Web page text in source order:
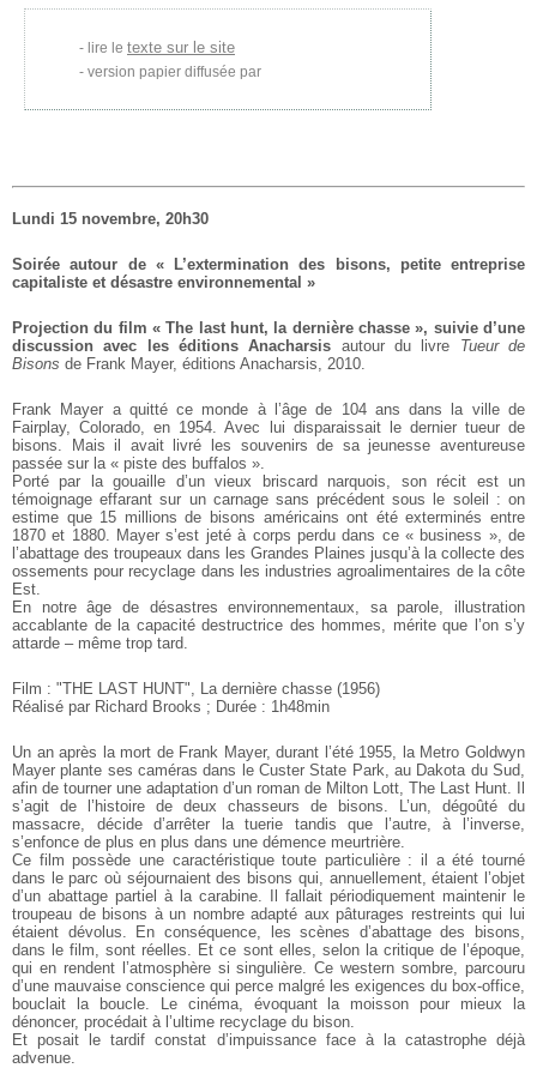
lire le texte sur le site
version papier diffusée par
Lundi 15 novembre, 20h30
Soirée autour de « L’extermination des bisons, petite entreprise
capitaliste et désastre environnemental »
Projection du film « The last hunt, la dernière chasse », suivie d’une
discussion avec les éditions Anacharsis autour du livre Tueur de
Bisons de Frank Mayer, éditions Anacharsis, 2010.
Frank Mayer a quitté ce monde à l’âge de 104 ans dans la ville de
Fairplay, Colorado, en 1954. Avec lui disparaissait le dernier tueur de
bisons. Mais il avait livré les souvenirs de sa jeunesse aventureuse
passée sur la « piste des buffalos ».
Porté par la gouaille d’un vieux briscard narquois, son récit est un
témoignage effarant sur un carnage sans précédent sous le soleil : on
estime que 15 millions de bisons américains ont été exterminés entre
1870 et 1880. Mayer s’est jeté à corps perdu dans ce « business », de
l’abattage des troupeaux dans les Grandes Plaines jusqu’à la collecte des
ossements pour recyclage dans les industries agroalimentaires de la côte
Est.
En notre âge de désastres environnementaux, sa parole, illustration
accablante de la capacité destructrice des hommes, mérite que l’on s’y
attarde – même trop tard.
Film : "THE LAST HUNT", La dernière chasse (1956)
Réalisé par Richard Brooks ; Durée : 1h48min
Un an après la mort de Frank Mayer, durant l’été 1955, la Metro Goldwyn
Mayer plante ses caméras dans le Custer State Park, au Dakota du Sud,
afin de tourner une adaptation d’un roman de Milton Lott, The Last Hunt. Il
s’agit de l’histoire de deux chasseurs de bisons. L’un, dégoûté du
massacre, décide d’arrêter la tuerie tandis que l’autre, à l’inverse,
s’enfonce de plus en plus dans une démence meurtrière.
Ce film possède une caractéristique toute particulière : il a été tourné
dans le parc où séjournaient des bisons qui, annuellement, étaient l’objet
d’un abattage partiel à la carabine. Il fallait périodiquement maintenir le
troupeau de bisons à un nombre adapté aux pâturages restreints qui lui
étaient dévolus. En conséquence, les scènes d’abattage des bisons,
dans le film, sont réelles. Et ce sont elles, selon la critique de l’époque,
qui en rendent l’atmosphère si singulière. Ce western sombre, parcouru
d’une mauvaise conscience qui perce malgré les exigences du box-office,
bouclait la boucle. Le cinéma, évoquant la moisson pour mieux la
dénoncer, procédait à l’ultime recyclage du bison.
Et posait le tardif constat d’impuissance face à la catastrophe déjà
advenue.